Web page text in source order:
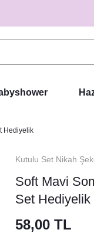
Hediyelik
Kutulu Set Nikah
Soft Mavi
Set Hediyelik
58,00 TL